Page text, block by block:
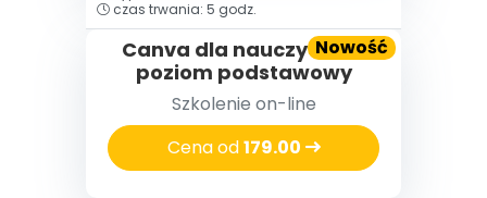
Nowość
czas trwania: 5 godz.
Canva dla nauczycieli -
poziom podstawowy
Szkolenie on-line
Cena od179.00